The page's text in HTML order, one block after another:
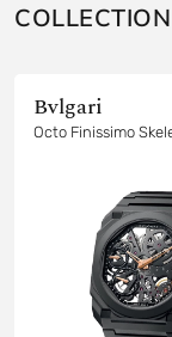
Bvlgari
Octo Finissimo